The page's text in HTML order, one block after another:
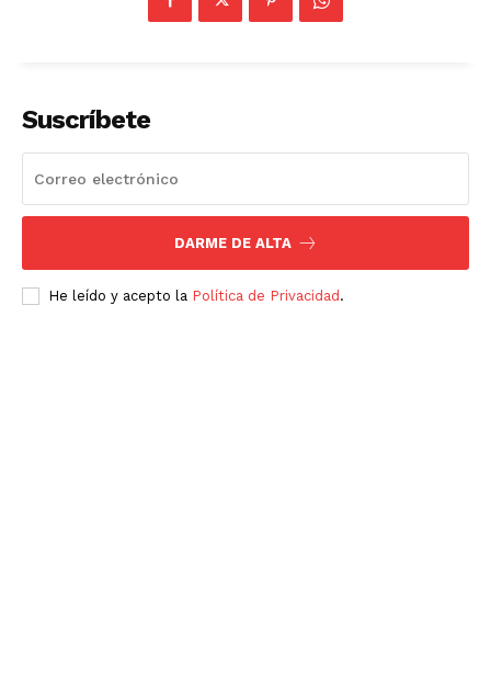
Políticas del Sitio
Información Propietaria / Financiación
Suscríbete
DARME DE ALTA
He leído y acepto la Política de Privacidad .